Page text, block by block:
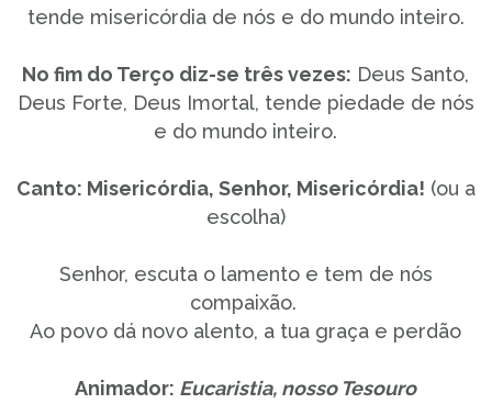
tende misericórdia de nós e do mundo inteiro.
No fim do Terço diz-se três vezes: Deus Santo,
Deus Forte, Deus Imortal, tende piedade de nós
e do mundo inteiro.
Canto: Misericórdia, Senhor, Misericórdia! (ou a
escolha)
Senhor, escuta o lamento e tem de nós
compaixão.
Ao povo dá novo alento, a tua graça e perdão
Animador: Eucaristia, nosso Tesouro